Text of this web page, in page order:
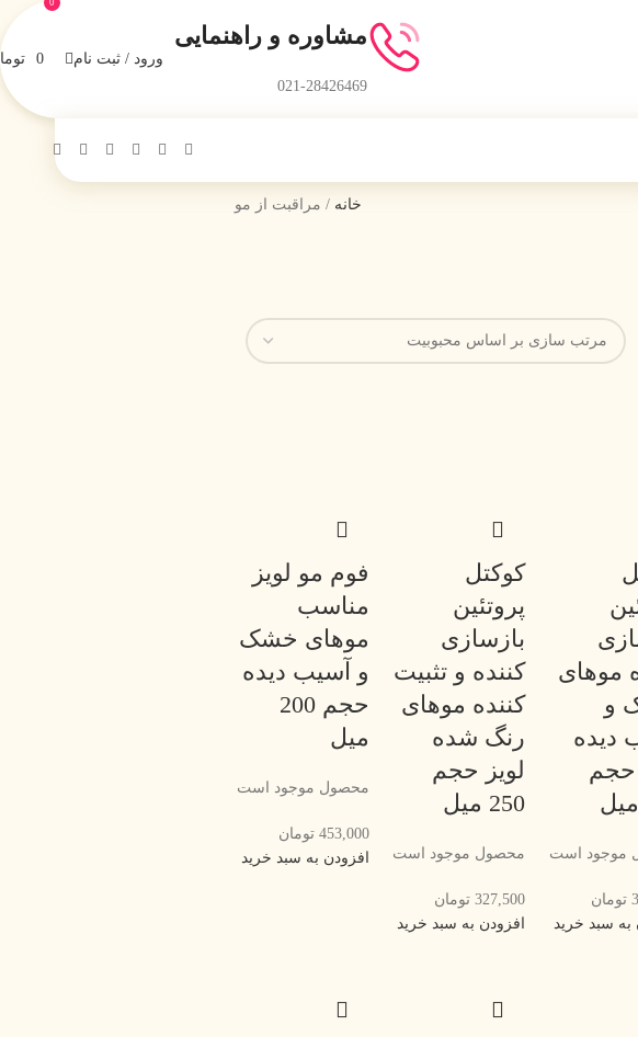
مشاوره و راهنمایی
021-28426469
ورود / ثبت نام
0
0
خانه
مراقبت از مو
موهای
و
دیده
حجم
موجود است
تومان
به سبد خرید
کوکتل
پروتئین
بازسازی
کننده و تثبیت
کننده موهای
رنگ شده
لویز حجم
250 میل
محصول موجود است
327,500 تومان
افزودن به سبد خرید
فوم مو لویز
مناسب
موهای خشک
و آسیب دیده
حجم 200
میل
محصول موجود است
453,000 تومان
افزودن به سبد خرید